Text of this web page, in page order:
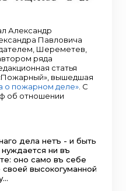
Александр
Павловича
Шереметев,
ряда
статья
вышедшая
о пожарном деле» . С
об отношении
дела нетъ - и быть
ни въ
оно само въ себе
высокогуманной